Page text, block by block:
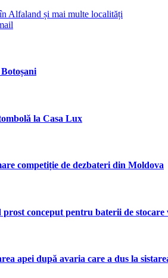
Alfaland și mai multe localități
la Casa Lux
competiție de dezbateri din Moldova
conceput pentru baterii de
apei după avaria care a dus la